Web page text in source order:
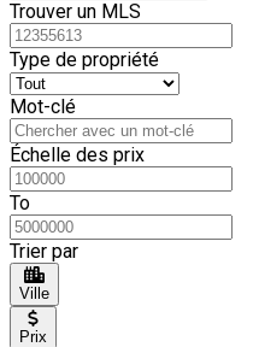
Trouver un MLS
Type de propriété
Mot-clé
Échelle des prix
To
Trier par
Ville
Prix